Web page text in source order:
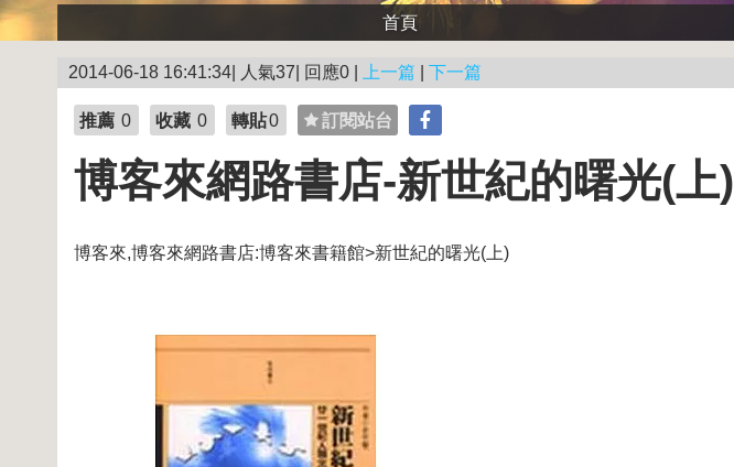
首頁
2014-06-18 16:41:34| 人氣37| 回應0 | 上一篇 下一篇
推薦 0 收藏 0 轉貼0 訂閱站台
博客來網路書店-新世紀的曙光(上)
博客來,博客來網路書店:博客來書籍館>新世紀的曙光(上)